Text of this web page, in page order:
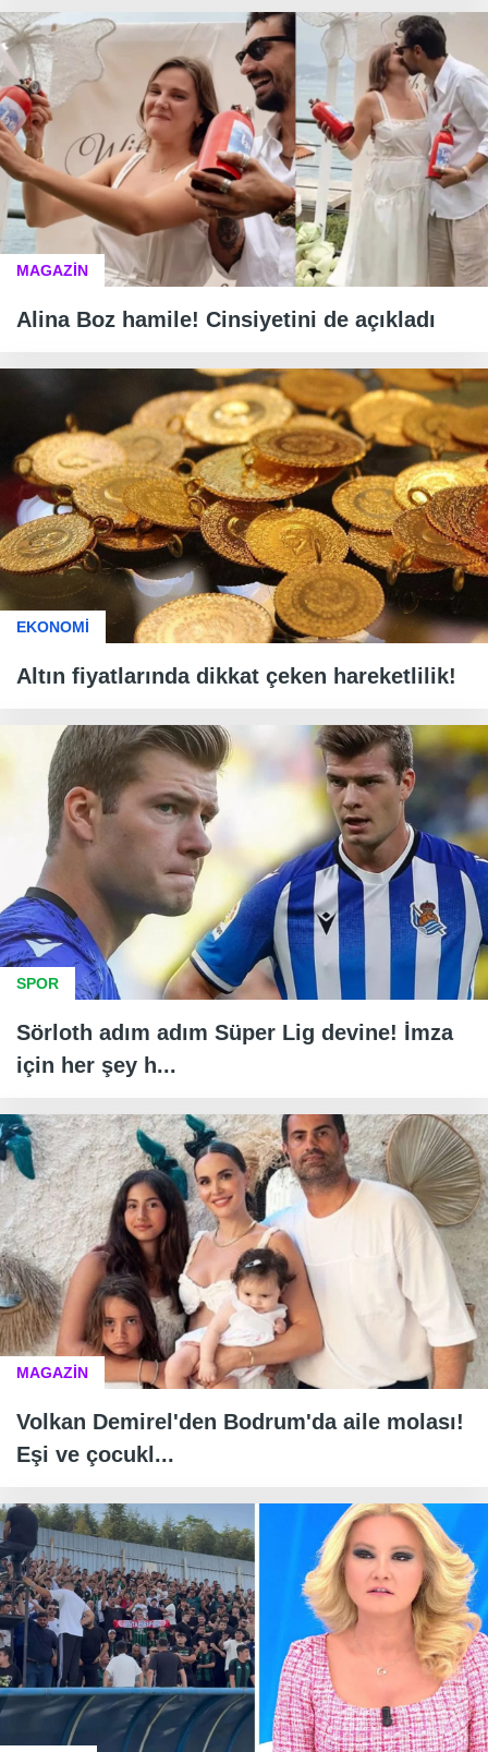
MAGAZİN
Alina Boz hamile! Cinsiyetini de açıkladı
EKONOMİ
Altın fiyatlarında dikkat çeken hareketlilik!
SPOR
Sörloth adım adım Süper Lig devine! İmza
için her şey h...
MAGAZİN
Volkan Demirel'den Bodrum'da aile molası!
Eşi ve çocukl...